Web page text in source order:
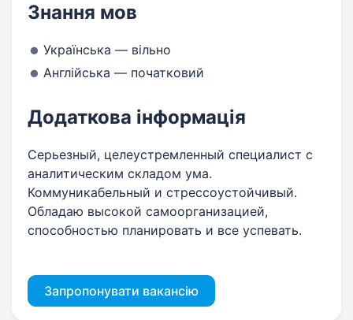
Знання мов
Українська — вільно
Англійська — початковий
Додаткова інформація
Серьезный, целеустремленный специалист с
аналитическим складом ума.
Коммуникабельный и стрессоустойчивый.
Обладаю высокой самоорганизацией,
способностью планировать и все успевать.
Запропонувати вакансію